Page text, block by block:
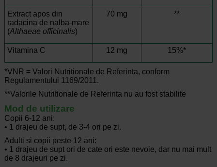
Extract apos din
radacina de nalba-mare
(Althaeae officinalis)
70 mg **
Vitamina C 12 mg 15%*
*VNR = Valori Nutritionale de Referinta, conform
Regulamentului 1169/2011.
**Valorile Nutritionale de Referinta nu au fost stabilite
Mod de utilizare
Copii 6-12 ani:
• 1 drajeu de supt, de 3-4 ori pe zi.
Adulti si copii peste 12 ani:
• 1 drajeu de supt ori de cate ori este nevoie, dar nu mai mult
de 8 drajeuri pe zi.